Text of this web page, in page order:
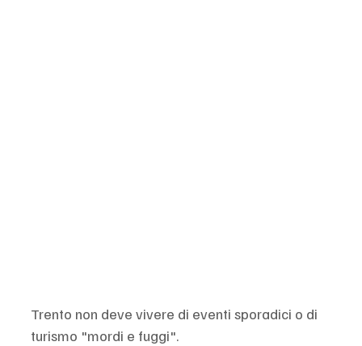
Trento non deve vivere di eventi sporadici o di
turismo "mordi e fuggi".